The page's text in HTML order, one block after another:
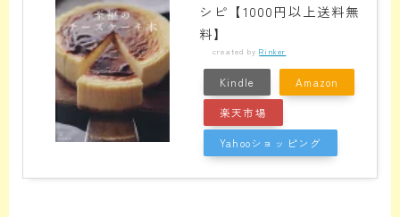
シピ【1000円以上送料無
料】
created byRinker
Kindle Amazon
楽天市場
Yahooショッピング